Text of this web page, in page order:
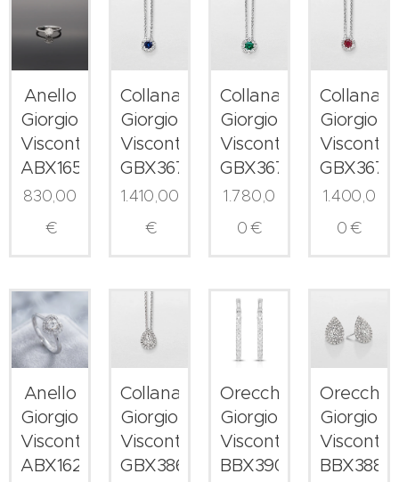
Anello
Giorgio
Visconti
ABX16520
830,00
€
Collana
Giorgio
Visconti
GBX36777Z
1.410,00
€
Collana
Giorgio
Visconti
GBX36775S
1.780,0
0€
Collana
Giorgio
Visconti
1.400,0
0€
Anello
Giorgio
Visconti
ABX16215
Collana
Giorgio
Visconti
GBX38607
Orecchini
Giorgio
Visconti
BBX39017
Orecchini
Giorgio
Visconti